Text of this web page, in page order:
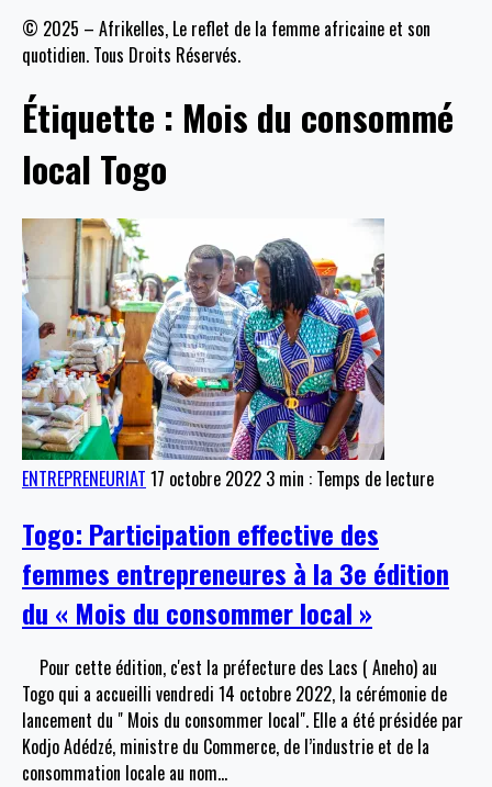
© 2025 – Afrikelles, Le reflet de la femme africaine et son
quotidien. Tous Droits Réservés.
Étiquette : Mois du consommé
local Togo
ENTREPRENEURIAT 17 octobre 2022 3 min : Temps de lecture
Togo: Participation effective des
femmes entrepreneures à la 3e édition
du « Mois du consommer local »
Pour cette édition, c'est la préfecture des Lacs ( Aneho) au
Togo qui a accueilli vendredi 14 octobre 2022, la cérémonie de
lancement du " Mois du consommer local". Elle a été présidée par
Kodjo Adédzé, ministre du Commerce, de l’industrie et de la
consommation locale au nom…